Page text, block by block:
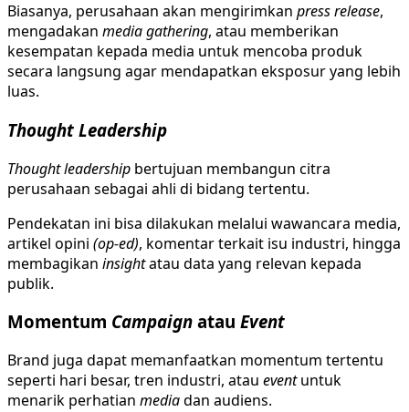
Biasanya, perusahaan akan mengirimkan press release,
mengadakan media gathering, atau memberikan
kesempatan kepada media untuk mencoba produk
secara langsung agar mendapatkan eksposur yang lebih
luas.
Thought Leadership
Thought leadership bertujuan membangun citra
perusahaan sebagai ahli di bidang tertentu.
Pendekatan ini bisa dilakukan melalui wawancara media,
artikel opini (op-ed), komentar terkait isu industri, hingga
membagikan insightatau data yang relevan kepada
publik.
Momentum Campaign atau Event
Brand juga dapat memanfaatkan momentum tertentu
seperti hari besar, tren industri, atau eventuntuk
menarik perhatian mediadan audiens.